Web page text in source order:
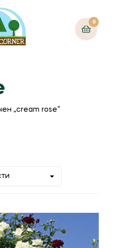
0
„cream rose“